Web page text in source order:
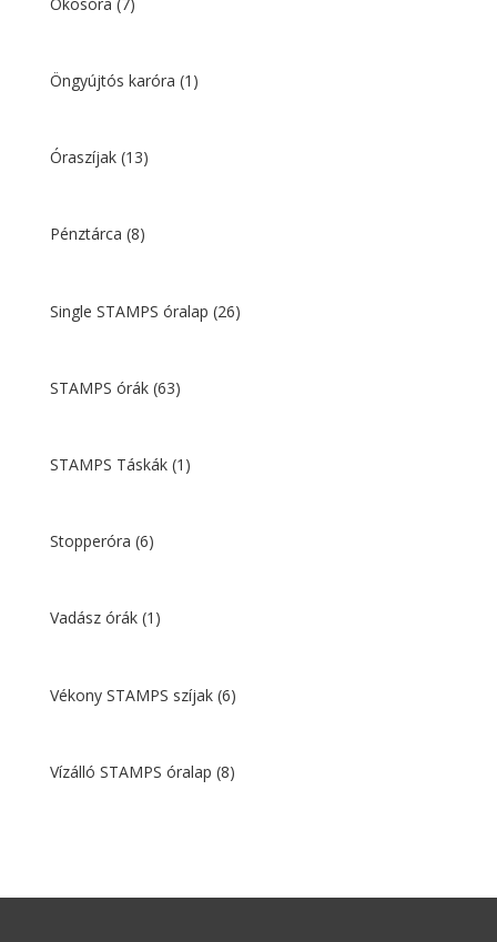
Öngyújtós karóra (1)
Óraszíjak (13)
Pénztárca (8)
Single STAMPS óralap (26)
STAMPS órák (63)
STAMPS Táskák (1)
Stopperóra (6)
Vadász órák (1)
Vékony STAMPS szíjak (6)
Vízálló STAMPS óralap (8)